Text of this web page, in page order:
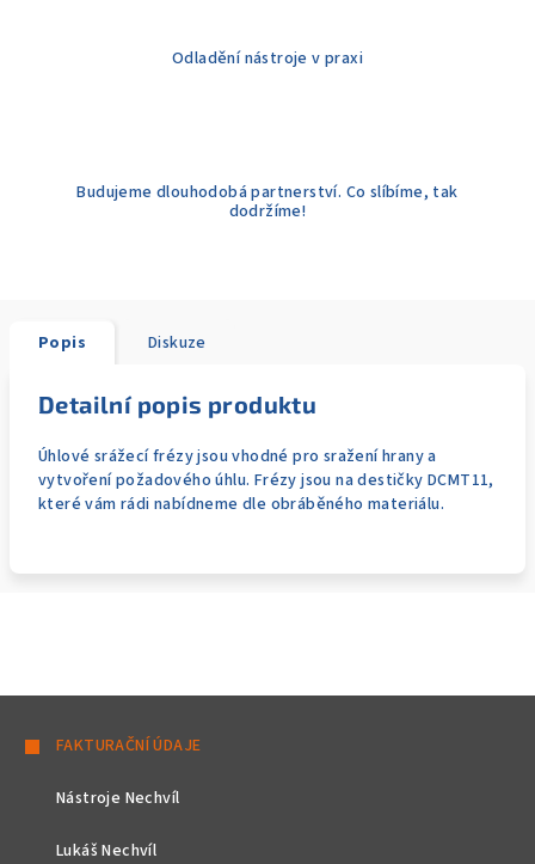
Odladění nástroje v praxi
Budujeme dlouhodobá partnerství. Co slíbíme, tak
dodržíme!
Popis Diskuze
Detailní popis produktu
Úhlové srážecí frézy jsou vhodné pro sražení hrany a
vytvoření požadového úhlu. Frézy jsou na destičky DCMT11,
které vám rádi nabídneme dle obráběného materiálu.
FAKTURAČNÍ ÚDAJE
Nástroje Nechvíl
Lukáš Nechvíl